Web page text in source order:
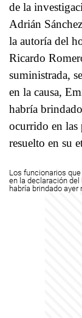
de la
Adrián
la autoría del
Ricardo
suministrada,
en la causa,
habría
ocurrido en las
resuelto en su
Los funcionarios
en la declaración
habría brindado ayer